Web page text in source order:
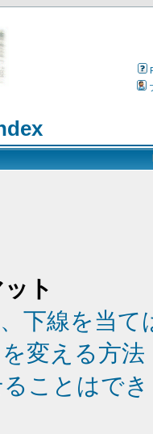
ト
下線を当て
変える方法
ことはで